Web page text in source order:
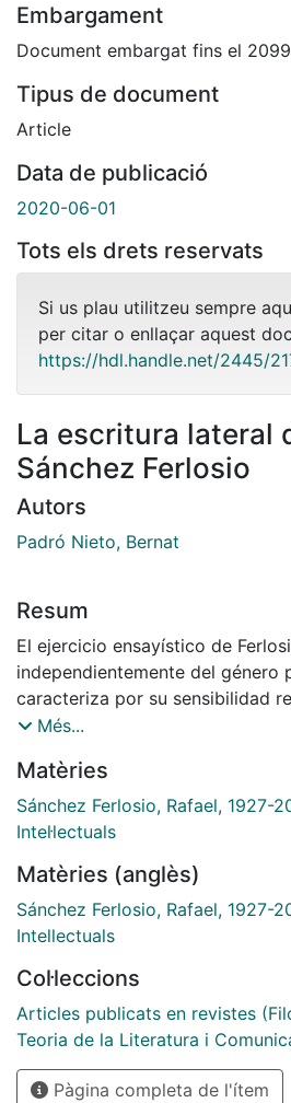
Embargament
Document embargat fins el
Tipus de document
Article
Data de publicació
2020-06-01
Tots els drets reservats
Si us plau utilitzeu sempre
per citar o enllaçar aquest
https://hdl.handle.net/2445/
La escritura lateral
Sánchez Ferlosio
Autors
Padró Nieto, Bernat
Resum
El ejercicio ensayístico de
independientemente del género
caracteriza por su sensibilidad
formas de violencia, y no es la
conclusiones de todo tipo. Por
violencia debe asumir la
forma discursiva. Los
de esta tarea.
Més...
Matèries
Sánchez Ferlosio, Rafael, 1927-
Intel·lectuals
Matèries (anglès)
Sánchez Ferlosio, Rafael, 1927-
Intellectuals
Col·leccions
Articles publicats en revistes
Teoria de la Literatura i
Pàgina completa de l'ítem